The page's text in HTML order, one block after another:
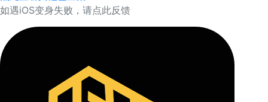
如遇iOS变身失败，请点此反馈